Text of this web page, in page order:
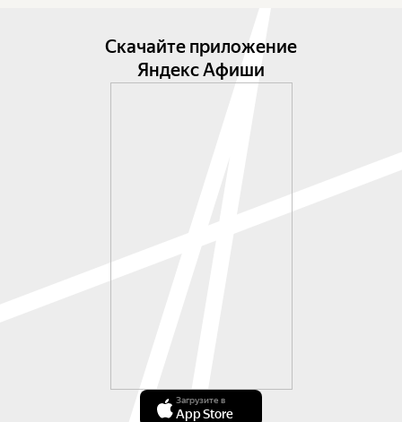
Скачайте приложение
Яндекс Афиши
Загрузите в
App Store